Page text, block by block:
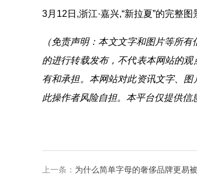
3月12日,浙江·嘉兴,“新拉夏”的完整图
（免责声明：本文文字和图片等所
的进行转载发布，不代表本网站的
有和承担。本网站对此资讯文字、
此操作者风险自担。本平台仅提供信
上一条： 为什么简单字母的奢侈品牌更易